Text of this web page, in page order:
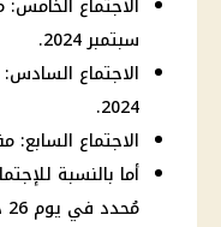
سبتمبر 2024.
2024.
الاجتماع السابع: مقرر في
أما بالنسبة
مُحدد في يوم 26 ديسمبر 2024.